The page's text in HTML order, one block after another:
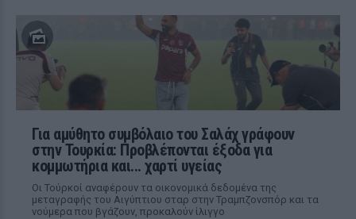
Για αμύθητο συμβόλαιο του Σαλάχ γράφουν
στην Τουρκία: Προβλέπονται έξοδα για
κομμωτήρια και... χαρτί υγείας
Οι Τούρκοί αναφέρουν τα οικονομικά δεδομένα της
μεταγραφής του Αιγύπτιου σταρ στην Τραμπζονσπόρ και τα
νούμερα που βγάζουν, προκαλούν ίλιγγο